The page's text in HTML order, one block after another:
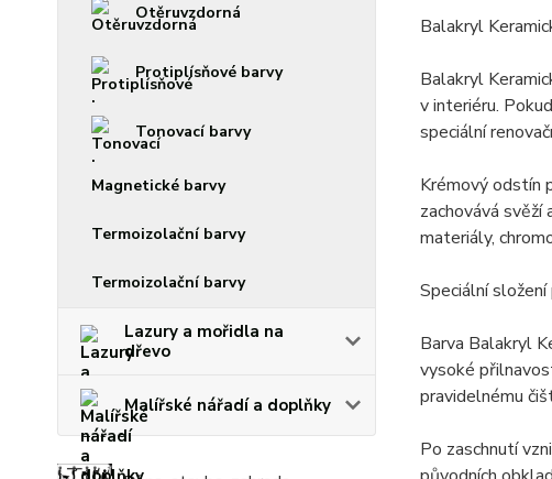
Otěruvzdorná
Protiplísňové barvy
Tonovací barvy
Magnetické barvy
Termoizolační barvy
Termoizolační barvy
Lazury a mořidla na
dřevo
Malířské nářadí a doplňky
Balakryl
Balakryl
v interiéru.
speciální
Krémový odstín
zachovává
materiály,
Speciální
Barva Balakryl
vysoké
pravidelnému
Po zaschnutí